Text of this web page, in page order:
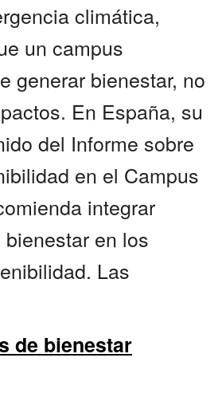
climática,
un campus
generar bienestar, no
En España, su
del Informe sobre
en el Campus
integrar
en los
Las
de bienestar